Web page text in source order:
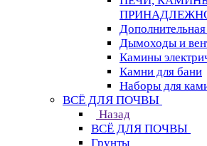
Дымоходы и
Камины
Камни для бани
Наборы для
ВСЁ ДЛЯ ПОЧВЫ
Назад
ВСЁ ДЛЯ ПОЧВЫ
Грунты